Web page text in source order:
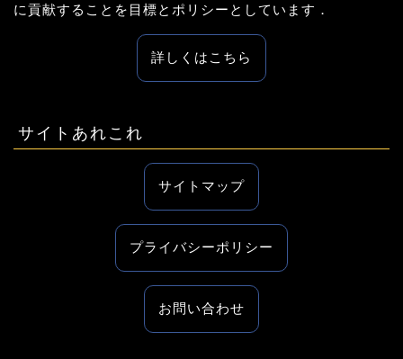
に貢献することを目標とポリシーとしています．
詳しくはこちら
サイトあれこれ
サイトマップ
プライバシーポリシー
お問い合わせ